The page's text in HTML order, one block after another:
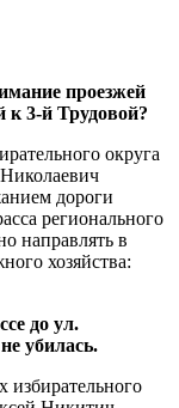
проезжей
к 3-й Трудовой?
округа
дороги
регионального
направлять в
хозяйства:
до ул.
убилась.
избирательного